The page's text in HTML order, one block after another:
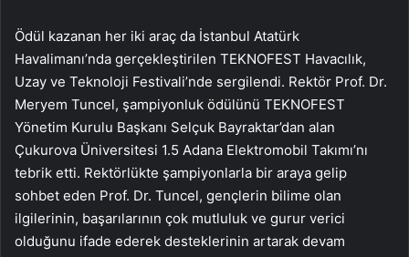
Ödül kazanan her iki araç da İstanbul Atatürk
Havalimanı’nda gerçekleştirilen TEKNOFEST Havacılık,
Uzay ve Teknoloji Festivali’nde sergilendi. Rektör Prof. Dr.
Meryem Tuncel, şampiyonluk ödülünü TEKNOFEST
Yönetim Kurulu Başkanı Selçuk Bayraktar’dan alan
Çukurova Üniversitesi 1.5 Adana Elektromobil Takımı’nı
tebrik etti. Rektörlükte şampiyonlarla bir araya gelip
sohbet eden Prof. Dr. Tuncel, gençlerin bilime olan
ilgilerinin, başarılarının çok mutluluk ve gurur verici
olduğunu ifade ederek desteklerinin artarak devam